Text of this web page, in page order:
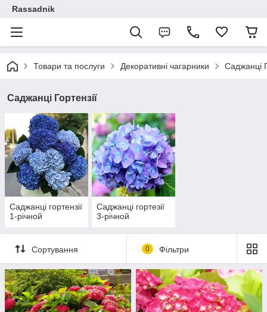
Rassadnik
Товари та послуги Декоративні чагарники Саджанці
Саджанці Гортензії
Саджанці гортензії
1-річной
Саджанці гортезії
3-річной
Сортування 0 Фільтри